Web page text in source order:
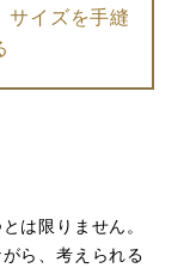
サイズを手縫
は限りません。
ら、考えられる